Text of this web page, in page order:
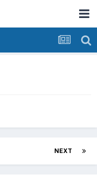
NEXT